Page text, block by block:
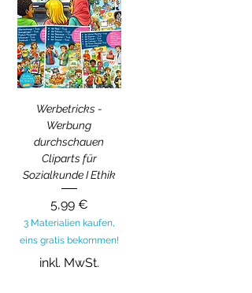
Werbetricks -
Werbung
durchschauen
Cliparts für
Sozialkunde I Ethik
Preis
5,99 €
3 Materialien kaufen,
eins gratis bekommen!
inkl. MwSt.